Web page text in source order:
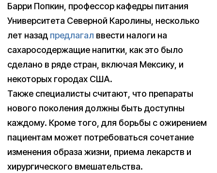
Барри Попкин, профессор кафедры питания
Университета Северной Каролины, несколько
лет назад предлагал ввести налоги на
сахаросодержащие напитки, как это было
сделано в ряде стран, включая Мексику, и
некоторых городах США.
Также специалисты считают, что препараты
нового поколения должны быть доступны
каждому. Кроме того, для борьбы с ожирением
пациентам может потребоваться сочетание
изменения образа жизни, приема лекарств и
хирургического вмешательства.